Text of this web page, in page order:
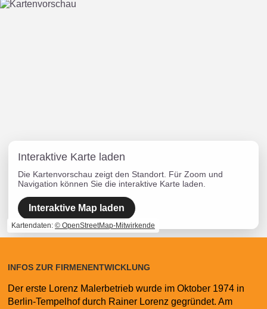
Interaktive Karte laden
Die Kartenvorschau zeigt den Standort. Für Zoom und
Navigation können Sie die interaktive Karte laden.
Interaktive Map laden
Kartendaten: © OpenStreetMap-Mitwirkende
INFOS ZUR FIRMENENTWICKLUNG
Der erste Lorenz Malerbetrieb wurde im Oktober 1974 in
Berlin-Tempelhof durch Rainer Lorenz gegründet. Am